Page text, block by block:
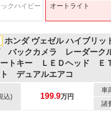
クハイビー
オートライト
ホンダ ヴェゼル ハイブリ
バックカメラ レーダー
トキー ＬＥＤヘッド Ｅ
デュアルエアコ
込) 199.9万円
車
諸